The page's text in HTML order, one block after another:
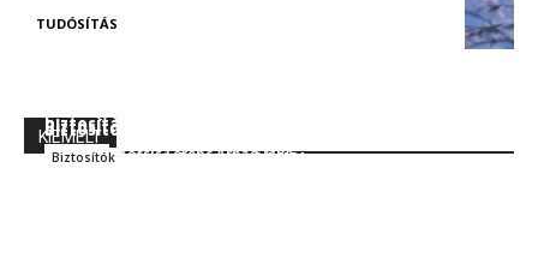
TUDÓSÍTÁS
KIEMELT
biztosítás jövője!
Szakmai Kocsis Ferenc Árpád MBA
Biztosítónál
Biztosítók Kocsis Ferenc Árpád MBA